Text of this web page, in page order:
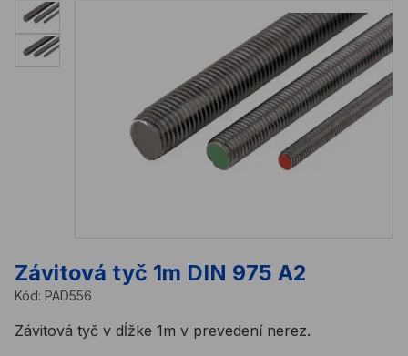
Závitová tyč 1m DIN 975 A2
Kód: PAD556
Závitová tyč v dĺžke 1m v prevedení nerez.